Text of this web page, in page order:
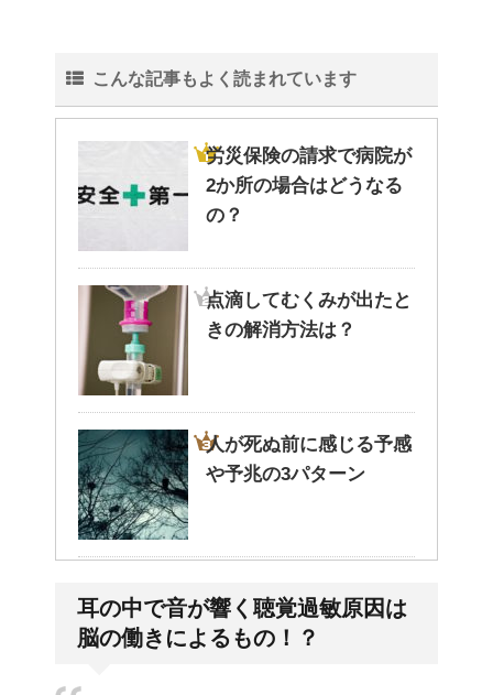
こんな記事もよく読まれています
労災保険の請求で病院が
2か所の場合はどうなる
の？
点滴してむくみが出たと
きの解消方法は？
人が死ぬ前に感じる予感
や予兆の3パターン
割れるのか？
耳の中で音が響く聴覚過敏原因は
脳の働きによるもの！？